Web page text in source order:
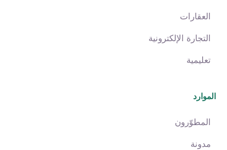
العقارات
التجارة الإلكترونية
تعليمية
الموارد
المطوّرون
مدونة